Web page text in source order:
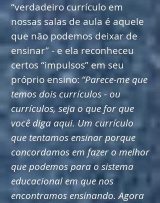
“verdadeiro currículo em
nossas salas de aula é aquele
que não podemos deixar de
ensinar” - e ela reconheceu
certos “impulsos” em seu
próprio ensino: “Parece-me que
temos dois currículos - ou
currículos, seja o que for que
você diga aqui. Um currículo
que tentamos ensinar porque
concordamos em fazer o melhor
que podemos para o sistema
educacional em que nos
encontramos ensinando. Agora